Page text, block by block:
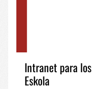
Intranet para
Eskola